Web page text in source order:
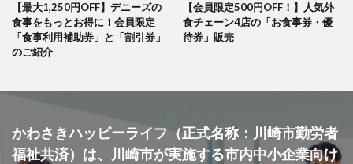
【最大1,250円OFF】デニーズの
食事をもっとお得に！会員限定
「食事利用補助券」と「割引券」
のご紹介
【会員限定500円OFF！】人気外
食チェーン4店の「お食事券・優
待券」販売
かわさきハッピーライフ（正式名称：川崎市勤労者
福祉共済）は、川崎市が実施する市内中小企業向け